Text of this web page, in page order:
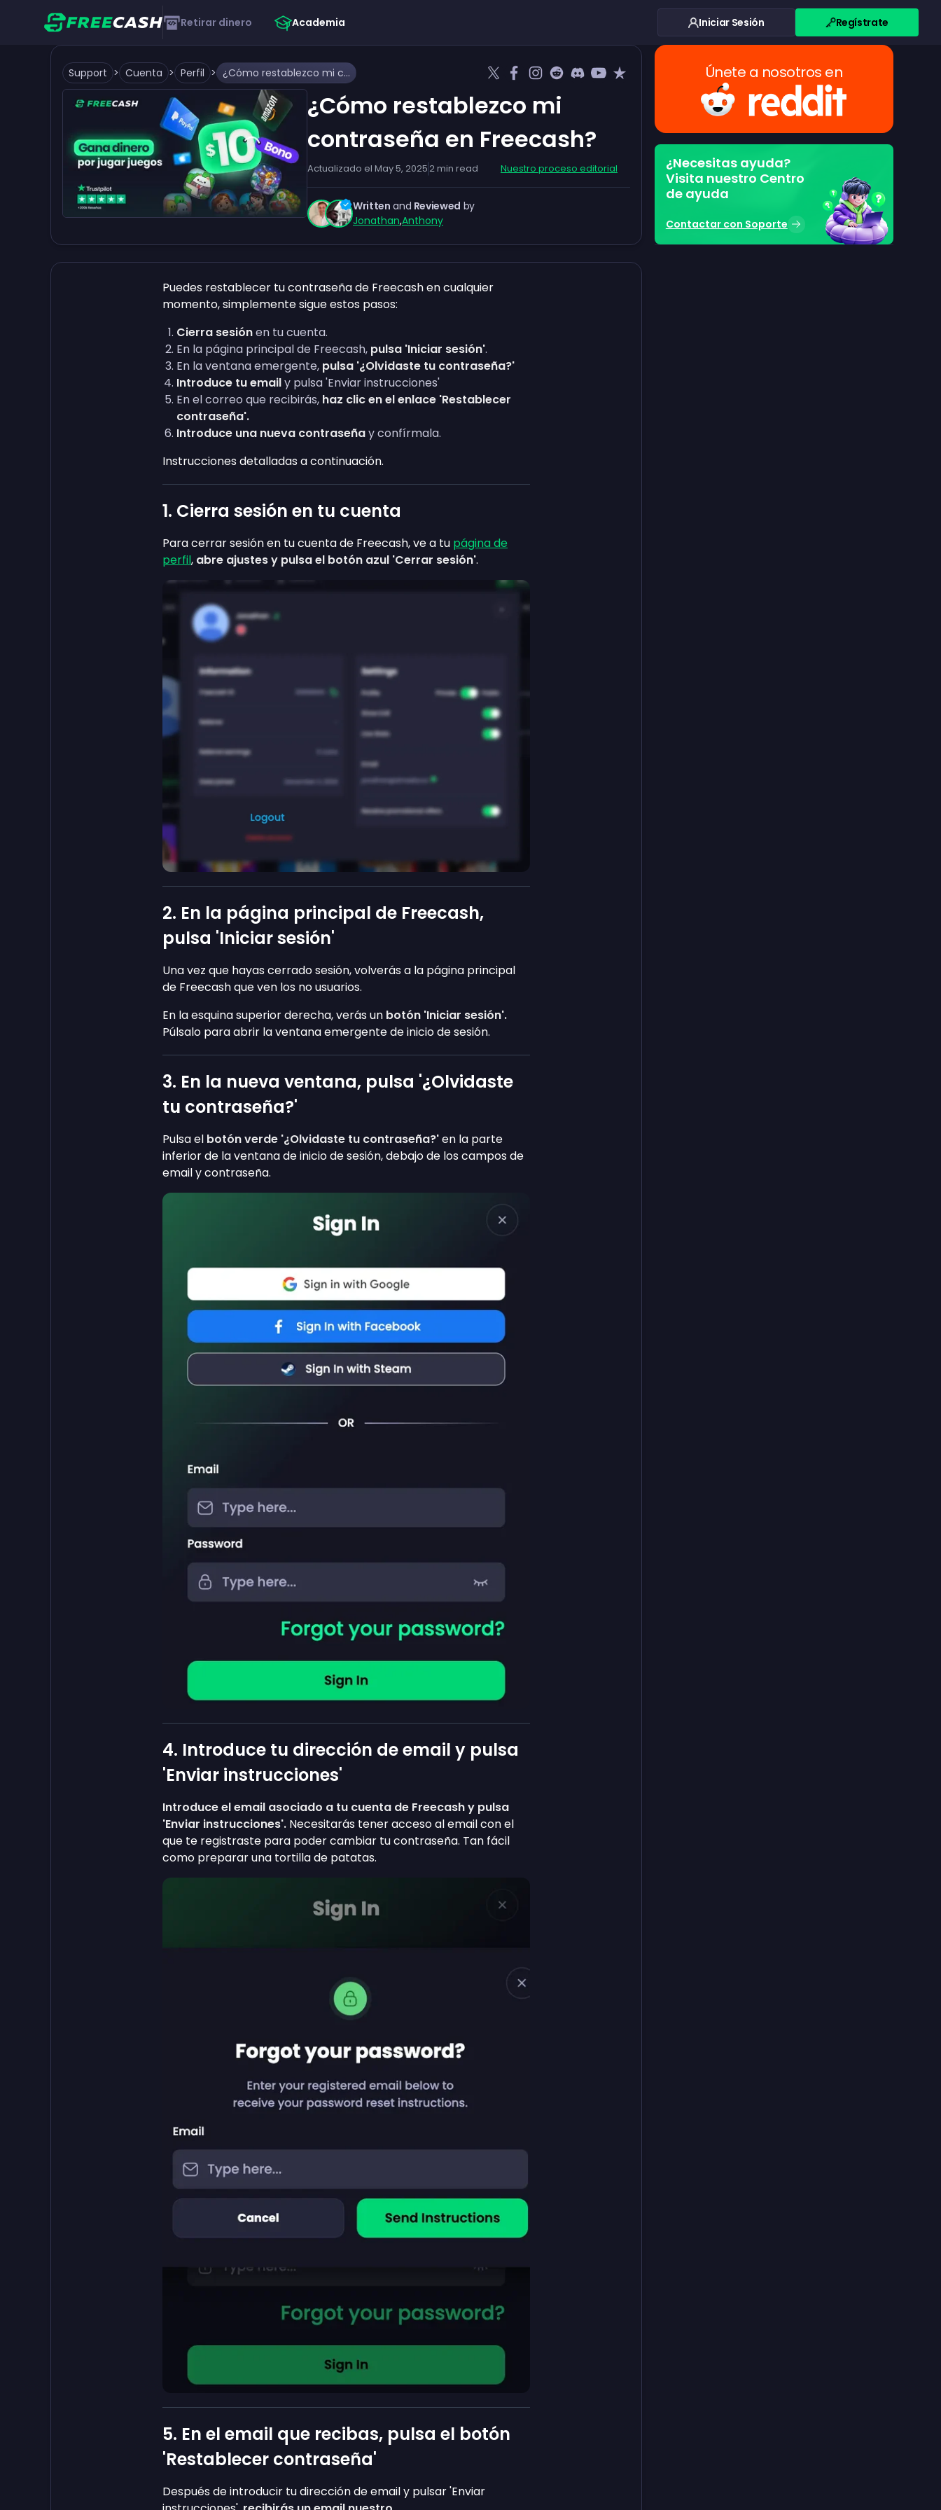
Retirar dinero Academia Iniciar Sesión Regístrate
Support > Cuenta > Perfil > ¿Cómo restablezco mi contraseña en Freecash?
¿Cómo restablezco mi
contraseña en Freecash?
Actualizado el May 5, 20252min read Nuestro proceso editorial
Written and Reviewed by
Jonathan,Anthony
Puedes restablecer tu contraseña de Freecash en cualquier
momento, simplemente sigue estos pasos:
Cierra sesiónen tu cuenta.
En la página principal de Freecash, pulsa 'Iniciar sesión'.
En la ventana emergente, pulsa '¿Olvidaste tu contraseña?'
Introduce tu emaily pulsa 'Enviar instrucciones'
En el correo que recibirás, haz clic en el enlace 'Restablecer
contraseña'.
Introduce una nueva contraseñay confírmala.
Instrucciones detalladas a continuación.
1. Cierra sesión en tu cuenta
Para cerrar sesión en tu cuenta de Freecash, ve a tu página de
perfil, abre ajustes y pulsa el botón azul 'Cerrar sesión'.
2. En la página principal de Freecash,
pulsa 'Iniciar sesión'
Una vez que hayas cerrado sesión, volverás a la página principal
de Freecash que ven los no usuarios.
En la esquina superior derecha, verás un botón 'Iniciar sesión'.
Púlsalo para abrir la ventana emergente de inicio de sesión.
3. En la nueva ventana, pulsa '¿Olvidaste
tu contraseña?'
Pulsa el botón verde '¿Olvidaste tu contraseña?'en la parte
inferior de la ventana de inicio de sesión, debajo de los campos de
email y contraseña.
4. Introduce tu dirección de email y pulsa
'Enviar instrucciones'
Introduce el email asociado a tu cuenta de Freecash y pulsa
'Enviar instrucciones'. Necesitarás tener acceso al email con el
que te registraste para poder cambiar tu contraseña. Tan fácil
como preparar una tortilla de patatas.
5. En el email que recibas, pulsa el botón
'Restablecer contraseña'
Después de introducir tu dirección de email y pulsar 'Enviar
Únete a nosotros en
¿Necesitas ayuda?
Visita nuestro Centro
de ayuda
Contactar con Soporte